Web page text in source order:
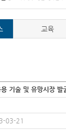
교육
기술 및 유망시장 발
03-21